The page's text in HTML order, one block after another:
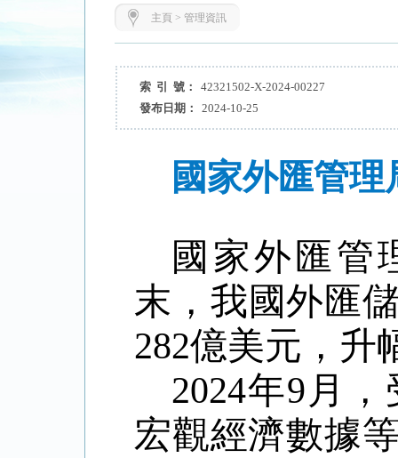
主頁 > 管理資訊
索 引 號：
42321502-X-2024-00227
發布日期：
2024-10-25
國家外匯管
國家外匯管
末，我國外匯
282億美元，升
2024年9 月
宏觀經濟數據